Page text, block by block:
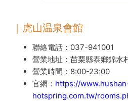
｜虎山温泉會館
聯絡電話： 037-941001
營業地址：苗栗縣泰鄉錦水
營業時間：8:00-23:00
官網： https://
hotspring.com.tw/